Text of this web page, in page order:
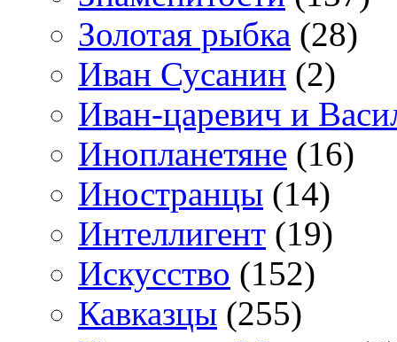
Золотая рыбка (28)
Иван Сусанин (2)
Иван-царевич и
Инопланетяне (16)
Иностранцы (14)
Интеллигент (19)
Искусство (152)
Кавказцы (255)